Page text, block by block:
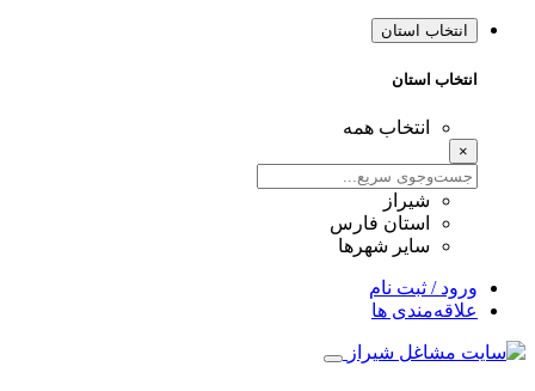
انتخاب استان
انتخاب استان
انتخاب همه
×
شیراز
استان فارس
سایر شهرها
ورود / ثبت نام
علاقه‌مندی ها